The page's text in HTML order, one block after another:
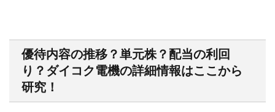
優待内容の推移？単元株？配当の利回
り？ダイコク電機の詳細情報はここから
研究！